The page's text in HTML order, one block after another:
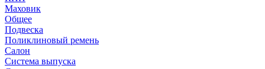
Маховик
Общее
Подвеска
Поликлиновый ремень
Салон
Система выпуска